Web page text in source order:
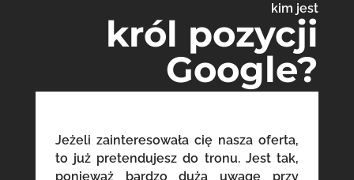
kim jest
król pozycji
Google?
Jeżeli zainteresowała cię nasza oferta,
to już pretendujesz do tronu. Jest tak,
ponieważ bardzo dużą uwagę przy